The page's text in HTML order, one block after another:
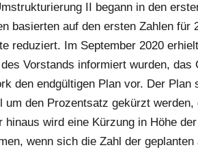
II begann in den
basierten auf den ersten Zahlen für
reduziert. Im September 2020
Vorstands informiert wurden, das
den endgültigen Plan vor. Der
um den Prozentsatz gekürzt
hinaus wird eine Kürzung in Höhe
wenn sich die Zahl der